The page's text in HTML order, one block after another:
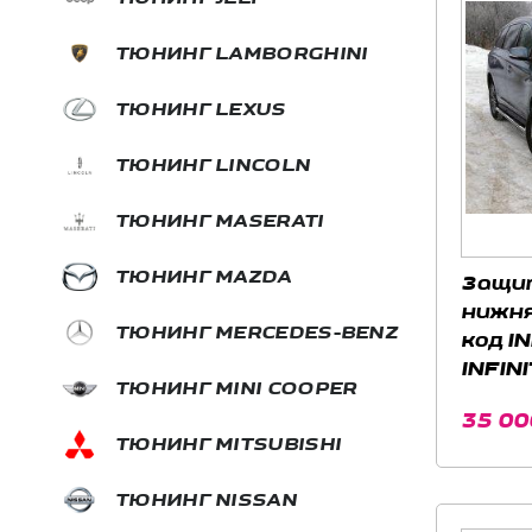
ТЮНИНГ LAMBORGHINI
ТЮНИНГ LEXUS
ТЮНИНГ LINCOLN
ТЮНИНГ MASERATI
ТЮНИНГ MAZDA
ТЮНИНГ MERCEDES-BENZ
ТЮНИНГ MINI COOPER
ТЮНИНГ MITSUBISHI
ТЮНИНГ NISSAN
код
35